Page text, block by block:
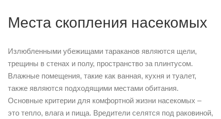
Места скопления насекомых
Излюбленными убежищами тараканов являются щели,
трещины в стенах и полу, пространство за плинтусом.
Влажные помещения, такие как ванная, кухня и туалет,
также являются подходящими местами обитания.
Основные критерии для комфортной жизни насекомых –
это тепло, влага и пища. Вредители селятся под раковиной,